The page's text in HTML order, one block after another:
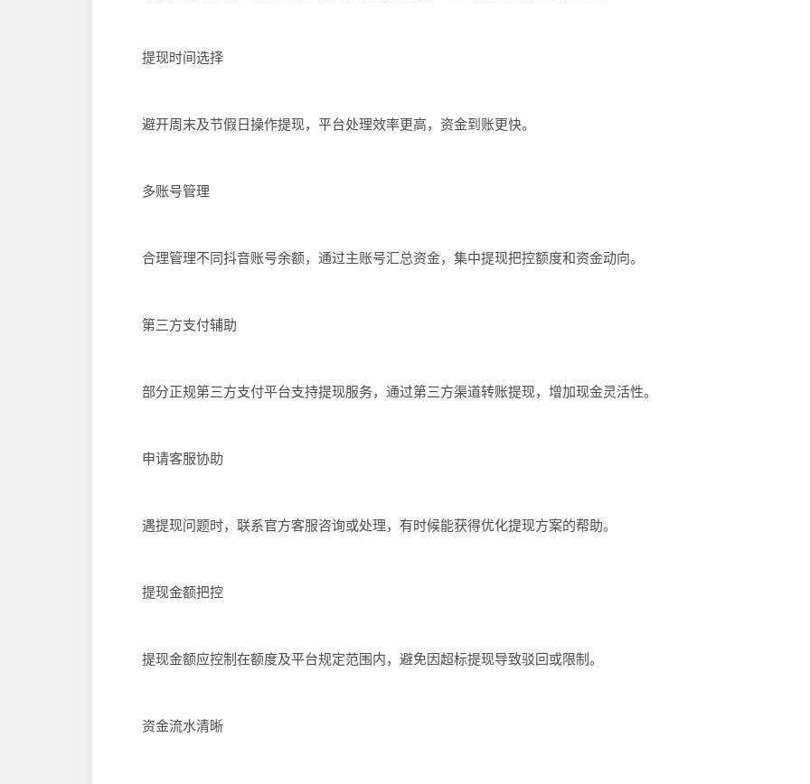
提现时间选择
避开周末及节假日操作提现，平台处理效率更高，资金到账更快。
多账号管理
合理管理不同抖音账号余额，通过主账号汇总资金，集中提现把控额度和资金动向。
第三方支付辅助
部分正规第三方支付平台支持提现服务，通过第三方渠道转账提现，增加现金灵活性。
申请客服协助
遇提现问题时，联系官方客服咨询或处理，有时候能获得优化提现方案的帮助。
提现金额把控
提现金额应控制在额度及平台规定范围内，避免因超标提现导致驳回或限制。
资金流水清晰